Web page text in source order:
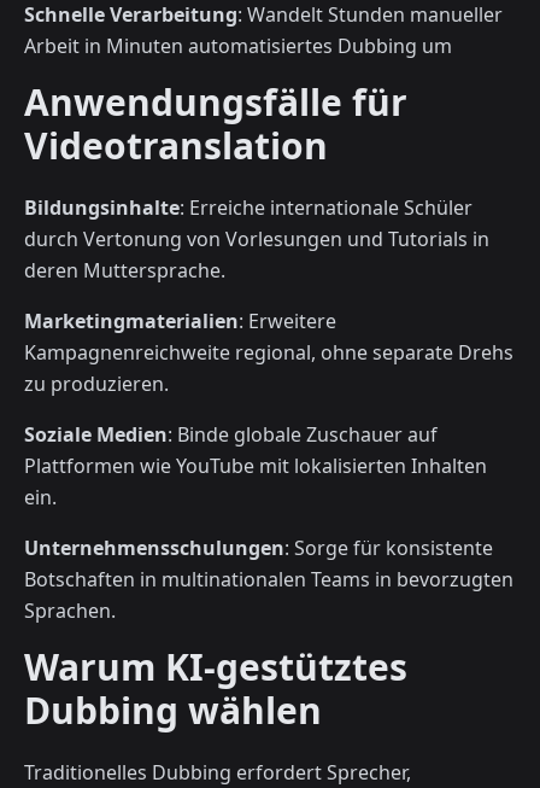
Schnelle Verarbeitung: Wandelt Stunden manueller
Arbeit in Minuten automatisiertes Dubbing um
Anwendungsfälle für
Videotranslation
Bildungsinhalte: Erreiche internationale Schüler
durch Vertonung von Vorlesungen und Tutorials in
deren Muttersprache.
Marketingmaterialien: Erweitere
Kampagnenreichweite regional, ohne separate Drehs
zu produzieren.
Soziale Medien: Binde globale Zuschauer auf
Plattformen wie YouTube mit lokalisierten Inhalten
ein.
Unternehmensschulungen: Sorge für konsistente
Botschaften in multinationalen Teams in bevorzugten
Sprachen.
Warum KI-gestütztes
Dubbing wählen
Traditionelles Dubbing erfordert Sprecher,